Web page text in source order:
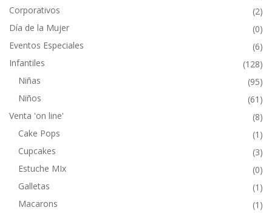
Corporativos
(2)
Día de la Mujer
(0)
Eventos Especiales
(6)
Infantiles
(128)
Niñas
(95)
Niños
(61)
Venta 'on line'
(8)
Cake Pops
(1)
Cupcakes
(3)
Estuche MIx
(0)
Galletas
(1)
Macarons
(1)